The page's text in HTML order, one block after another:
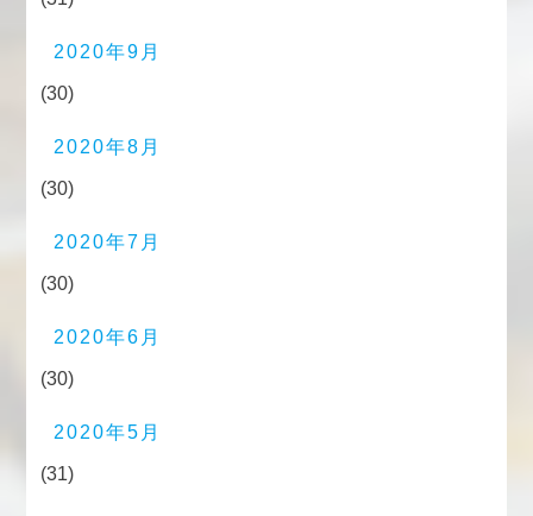
2020年9月
(30)
2020年8月
(30)
2020年7月
(30)
2020年6月
(30)
2020年5月
(31)